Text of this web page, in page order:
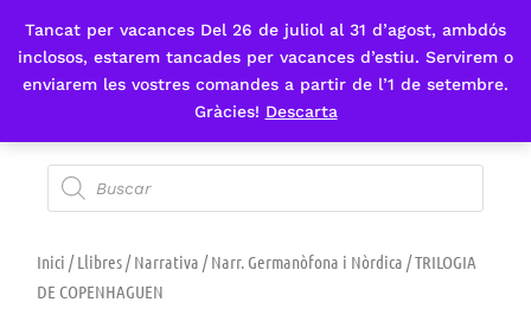
Tancat per vacances Del 26 de juliol al 31 d’agost, ambdós
inclosos, estarem tancades per vacances d’estiu. Servirem o
enviarem les vostres comandes a partir de l’1 de setembre.
Gràcies! Descarta
Fes-te'n sòcia
Inici /Llibres/Narrativa /Narr. Germanòfona i Nòrdica / TRILOGIA
DE COPENHAGUEN